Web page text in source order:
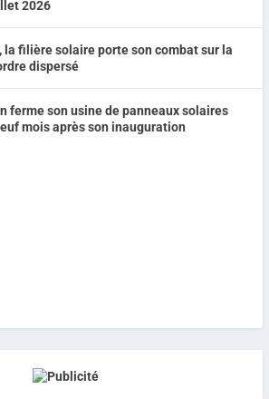
2026
la filière solaire porte son combat sur la
dispersé
ferme son usine de panneaux solaires
mois après son inauguration